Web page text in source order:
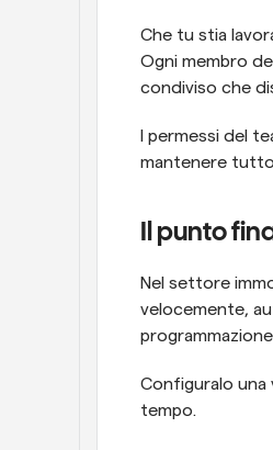
Che tu stia
Ogni membro
condiviso che
I permessi del
mantenere
Il punto
Nel settore
velocemente,
Configuralo una
tempo.